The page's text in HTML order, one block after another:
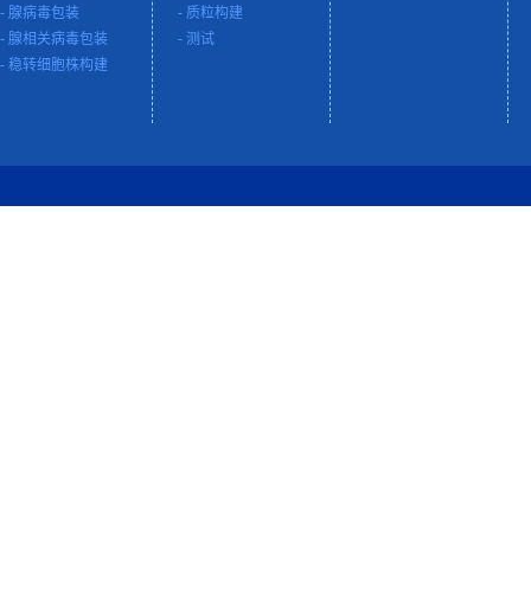
- 腺病毒包装
- 腺相关病毒包装
- 稳转细胞株构建
- 质粒构建
- 测试